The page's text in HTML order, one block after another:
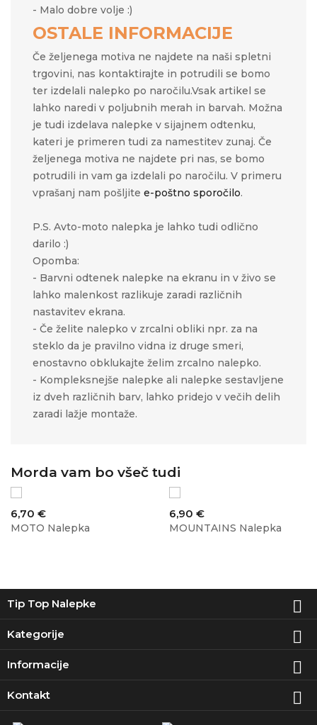
- Malo dobre volje :)
OSTALE INFORMACIJE
Če željenega motiva ne najdete na naši spletni
trgovini, nas kontaktirajte in potrudili se bomo
ter izdelali nalepko po naročilu.Vsak artikel se
lahko naredi v poljubnih merah in barvah. Možna
je tudi izdelava nalepke v sijajnem odtenku,
kateri je primeren tudi za namestitev zunaj. Če
željenega motiva ne najdete pri nas, se bomo
potrudili in vam ga izdelali po naročilu. V primeru
vprašanj nam pošljite e-poštno sporočilo.
P.S. Avto-moto nalepka je lahko tudi odlično
darilo :)
Opomba:
- Barvni odtenek nalepke na ekranu in v živo se
lahko malenkost razlikuje zaradi različnih
nastavitev ekrana.
- Če želite nalepko v zrcalni obliki npr. za na
steklo da je pravilno vidna iz druge smeri,
enostavno obklukajte želim zrcalno nalepko.
- Kompleksnejše nalepke ali nalepke sestavljene
iz dveh različnih barv, lahko pridejo v večih delih
zaradi lažje montaže.
Morda vam bo všeč tudi
Cena
6,70 €
MOTO Nalepka
Cena
6,90 €
MOUNTAINS Nalepka
Tip Top Nalepke 
Kategorije 
Informacije 
Kontakt 